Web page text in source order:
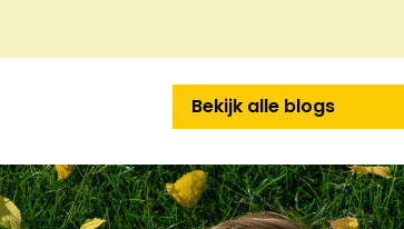
Bekijk alle blogs